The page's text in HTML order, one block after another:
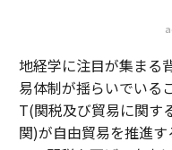
地経学に注目が集まる
易体制が揺らいでいる
T(関税及び貿易に関す
関)が自由貿易を推進